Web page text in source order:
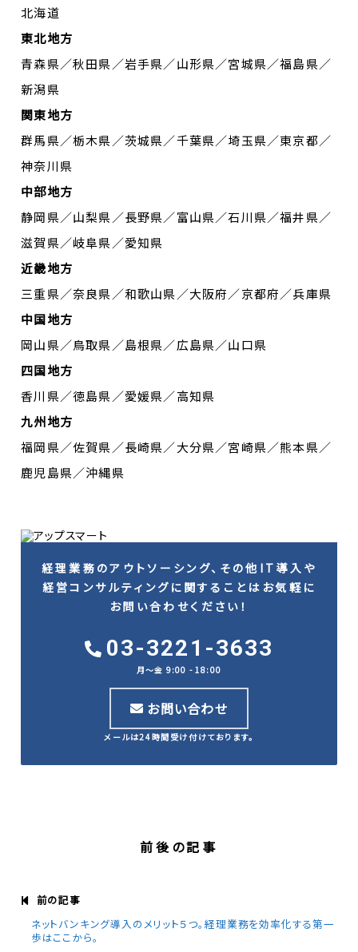
北海道
東北地方
青森県／秋田県／岩手県／山形県／宮城県／福島県／
新潟県
関東地方
群馬県／栃木県／茨城県／千葉県／埼玉県／東京都／
神奈川県
中部地方
静岡県／山梨県／長野県／富山県／石川県／福井県／
滋賀県／岐阜県／愛知県
近畿地方
三重県／奈良県／和歌山県／大阪府／京都府／兵庫県
中国地方
岡山県／鳥取県／島根県／広島県／山口県
四国地方
香川県／徳島県／愛媛県／高知県
九州地方
福岡県／佐賀県／長崎県／大分県／宮崎県／熊本県／
鹿児島県／沖縄県
経理業務のアウトソーシング、その他IT導入や
経営コンサルティングに関することはお気軽に
お問い合わせください！
03-3221-3633
月〜金 9:00 - 18:00
お問い合わせ
メールは24時間受け付けております。
前後の記事
前の記事
ネットバンキング導入のメリット５つ。経理業務を効率化する第一
歩はここから。